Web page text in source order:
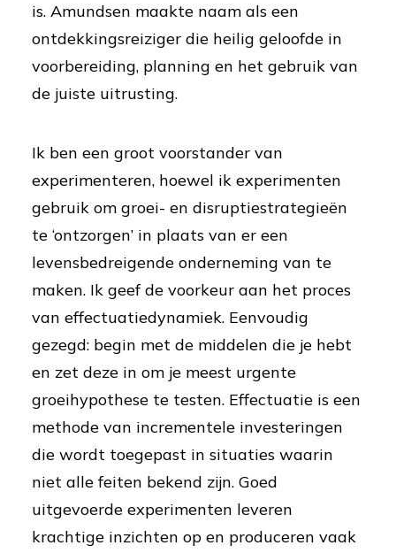
is. Amundsen maakte naam als een
ontdekkingsreiziger die heilig geloofde in
voorbereiding, planning en het gebruik van
de juiste uitrusting.
Ik ben een groot voorstander van
experimenteren, hoewel ik experimenten
gebruik om groei- en disruptiestrategieën
te ‘ontzorgen’ in plaats van er een
levensbedreigende onderneming van te
maken. Ik geef de voorkeur aan het proces
van effectuatiedynamiek. Eenvoudig
gezegd: begin met de middelen die je hebt
en zet deze in om je meest urgente
groeihypothese te testen. Effectuatie is een
methode van incrementele investeringen
die wordt toegepast in situaties waarin
niet alle feiten bekend zijn. Goed
uitgevoerde experimenten leveren
krachtige inzichten op en produceren vaak